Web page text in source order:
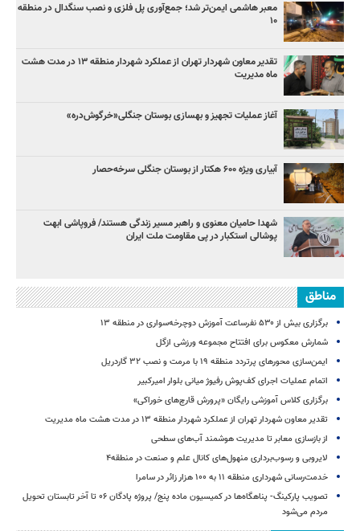
معبر هاشمی ایمن‌تر شد؛ جمع‌آوری پل فلزی و نصب سنگدال در منطقه
۱۰
تقدیر معاون شهردار تهران از عملکرد شهردار منطقه ۱۳ در مدت هشت
ماه مدیریت
آغاز عملیات تجهیز و بهسازی بوستان جنگلی«خرگوش‌دره»
آبیاری ویژه ۶۰۰ هکتار از بوستان جنگلی سرخه‌حصار
شهدا حامیان معنوی و راهبر مسیر زندگی هستند/ فروپاشی ابهت
پوشالی استکبار در پی مقاومت ملت ایران
مناطق
برگزاری بیش از ۵۳۰ نفرساعت آموزش دوچرخه‌سواری در منطقه ۱۳
شمارش معکوس برای افتتاح مجموعه ورزشی ازگل
ایمن‌سازی محورهای پرتردد منطقه ۱۹ با مرمت و نصب ۳۲ گاردریل
اتمام عملیات اجرای کف‌پوش رفیوژ میانی بلوار امیرکبیر
برگزاری کلاس آموزشی رایگان «پرورش قارچ‌های خوراکی»
تقدیر معاون شهردار تهران از عملکرد شهردار منطقه ۱۳ در مدت هشت ماه مدیریت
از بازسازی معابر تا مدیریت هوشمند آب‌های سطحی
لایروبی و رسوب‌برداری منهول‌های کانال علم و صنعت در منطقه۴
خدمت‌رسانی شهرداری منطقه ۱۱ به ۱۰۰ هزار زائر در سامرا
تصویب پارکینگ- پناهگاه‌ها در کمیسیون ماده پنج/ پروژه پادگان ۰۶ تا آخر تابستان تحویل
مردم می‌شود